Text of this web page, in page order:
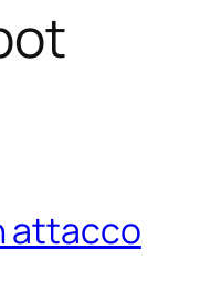
attacco